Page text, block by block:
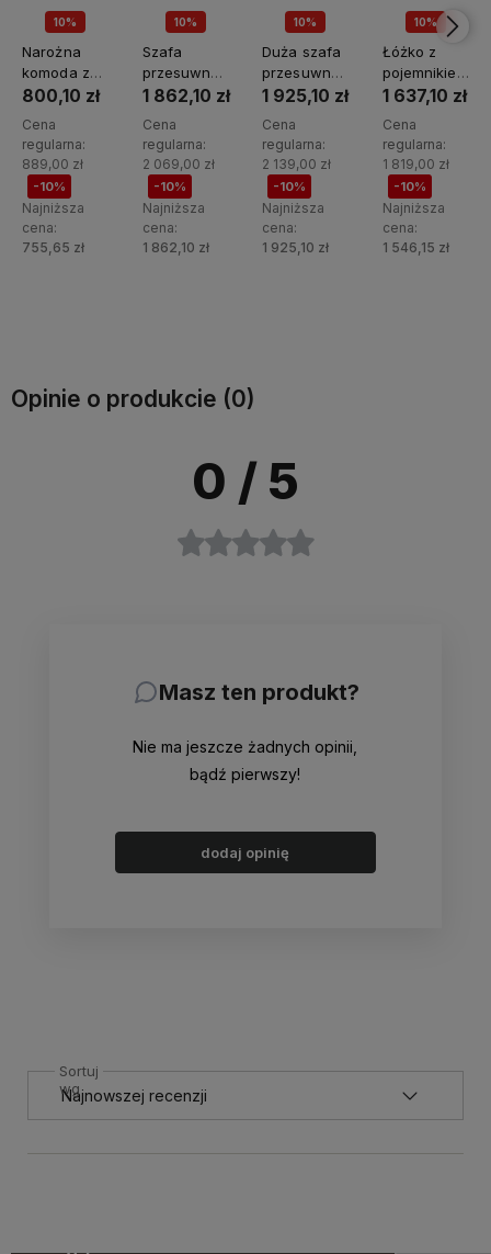
10%
PROMOCJA🖤
Narożna
komoda z
lamelami
800,10 zł
Cena
regularna:
889,00 zł
-10%
Najniższa
cena:
755,65 zł
10%
Szafa
przesuwna
z lustrem i
Cali C-14
1 862,10 zł
Cena
regularna:
2 069,00 zł
-10%
Najniższa
cena:
1 862,10 zł
10%
PROMOCJA🖤
Duża szafa
przesuwna
z lustrem i
Cali C-15
1 925,10 zł
Cena
regularna:
2 139,00 zł
-10%
Najniższa
cena:
1 925,10 zł
10%
PROMOCJA🖤
Łóżko z
pojemnikiem
na pościel
Cali C-16
1 637,10 zł
Cena
regularna:
1 819,00 zł
-10%
Najniższa
cena:
1 546,15 zł
Opinie o produkcie (0)
0 / 5
Masz ten produkt?
Nie ma jeszcze żadnych opinii,
bądź pierwszy!
dodaj opinię
Sortuj
wg